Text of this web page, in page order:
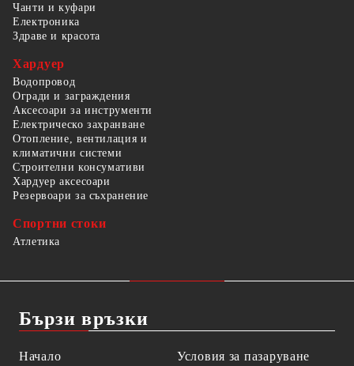
Чанти и куфари
Електроника
Здраве и красота
Хардуер
Водопровод
Огради и заграждения
Аксесоари за инструменти
Електрическо захранване
Отопление, вентилация и
климатични системи
Строителни консумативи
Хардуер аксесоари
Резервоари за съхранение
Спортни стоки
Атлетика
Бързи връзки
Начало
Условия за пазаруване